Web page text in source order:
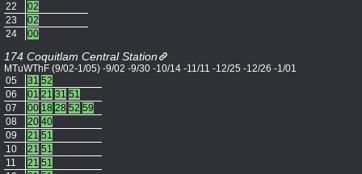
22
02
23
02
24
00
174 Coquitlam Central Station
MTuWThF (9/02-1/05) -9/02 -9/30 -10/14 -11/11 -12/25 -12/26 -1/01
05
31 52
06
01 21 31 51
07
00 18 28 52 59
08
20 40
09
21 51
10
21 51
11
21 51